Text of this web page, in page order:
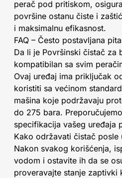
perač pod pritiskom,
površine ostanu čiste i
i maksimalnu efikasnost.
FAQ – Često postavljana
Da li je Površinski čistač za
kompatibilan sa svim
Ovaj uređaj ima priključak
koristiti sa većinom
mašina koje podržavaju
do 275 bara.
specifikacija vašeg uređaja
Kako održavati čistač posle
Nakon svakog korišćenja,
vodom i ostavite ih da se
proveravajte stanje zaptivki